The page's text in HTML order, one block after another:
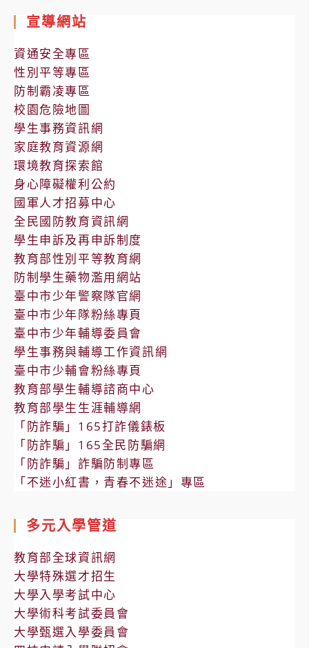
公
告
宣導網站
資通安全專區
性別平等專區
防制霸凌專區
校園危險地圖
學生事務資訊網
家庭教育資源網
環境教育探索館
身心障礙權利公約
國軍人才招募中心
全民國防教育資訊網
學生申訴及再申訴制度
教育部性別平等教育網
防制學生藥物濫用網站
臺中市少年警察隊官網
臺中市少年隊粉絲專頁
臺中市少年輔導委員會
學生事務與輔導工作資訊網
臺中市少輔會粉絲專頁
教育部學生輔導諮商中心
教育部學生生涯輔導網
「防詐騙」165打詐儀錶板
「防詐騙」165全民防騙網
「防詐騙」詐騙防制專區
「不迷小紅書，青春不迷途」專區
多元入學管道
教育部全球資訊網
大學特殊選才招生
大學入學考試中心
大學術科考試委員會
大學甄選入學委員會